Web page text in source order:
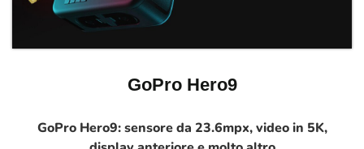
GoPro Hero9
GoPro Hero9: sensore da 23.6mpx, video in 5K,